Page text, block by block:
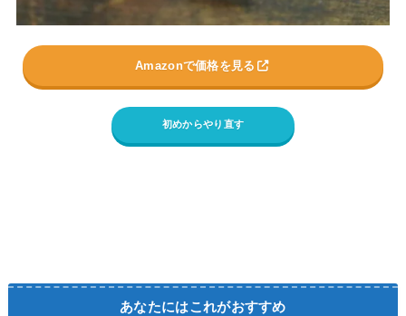
Amazonで価格を見る
初めからやり直す
あなたにはこれがおすすめ